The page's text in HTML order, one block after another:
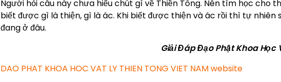
Người hỏi câu này chưa hiểu chút gì về Thiền Tông. Nên tìm học cho
biết được gì là thiện, gì là ác. Khi biết được thiện và ác rồi thì tự nhiên
đang ở đâu.
Giải Đáp Đạo Phật Khoa Học
DAO PHAT KHOA HOC VAT LY THIEN TONG VIET NAM website